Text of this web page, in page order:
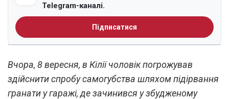
Telegram-каналі.
Підписатися
Вчора, 8 вересня, в Кілії чоловік погрожував
здійснити спробу самогубства шляхом підірвання
гранати у гаражі, де зачинився у збудженому